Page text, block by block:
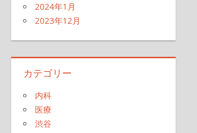
2024年1月
2023年12月
カテゴリー
内科
医療
渋谷